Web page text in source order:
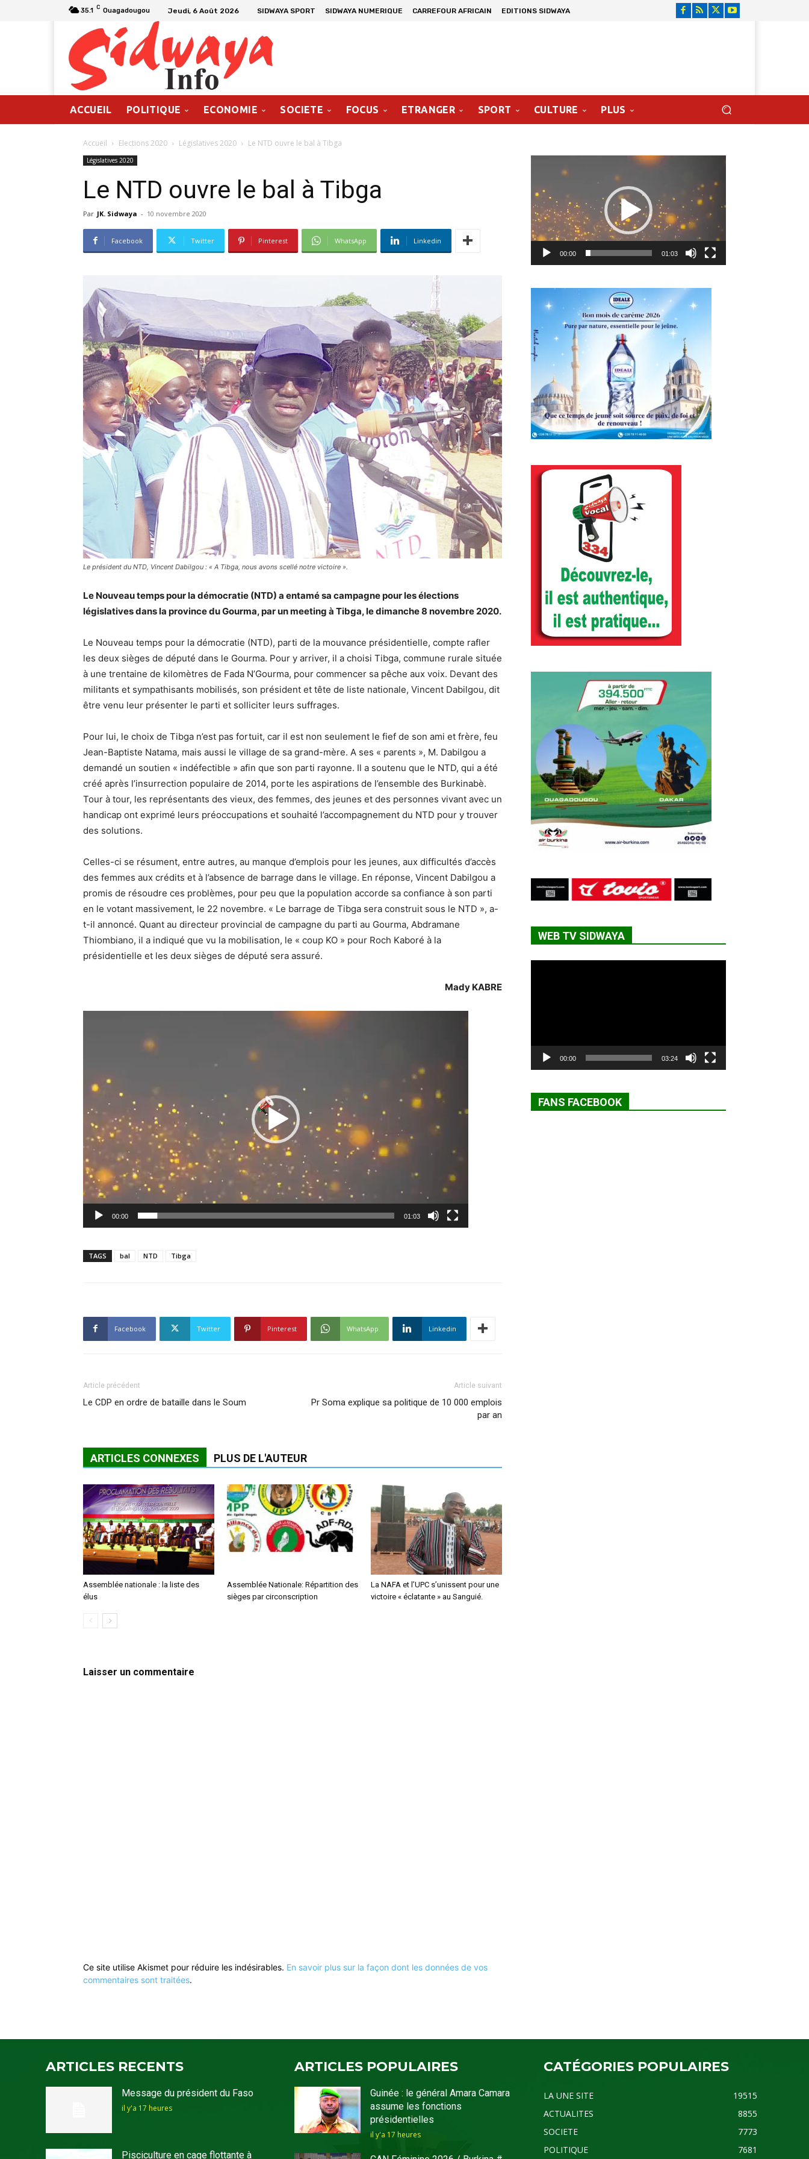
35.1 C Ouagadougou Jeudi, 6 Août 2026 SIDWAYA SPORT SIDWAYA NUMERIQUE CARREFOUR AFRICAIN EDITIONS SIDWAYA
ACCUEIL POLITIQUE ECONOMIE SOCIETE FOCUS ETRANGER SPORT CULTURE PLUS
Accueil Elections 2020 Législatives 2020 Le NTD ouvre le bal à Tibga
Législatives 2020
Le NTD ouvre le bal à Tibga
Par JK. Sidwaya - 10 novembre 2020
Facebook Twitter Pinterest WhatsApp Linkedin
Le président du NTD, Vincent Dabilgou : « A Tibga, nous avons scellé notre victoire ».
Le Nouveau temps pour la démocratie (NTD) a entamé sa campagne pour les élections
législatives dans la province du Gourma, par un meeting à Tibga, le dimanche 8 novembre 2020.
Le Nouveau temps pour la démocratie (NTD), parti de la mouvance présidentielle, compte rafler
les deux sièges de député dans le Gourma. Pour y arriver, il a choisi Tibga, commune rurale située
à une trentaine de kilomètres de Fada N’Gourma, pour commencer sa pêche aux voix. Devant des
militants et sympathisants mobilisés, son président et tête de liste nationale, Vincent Dabilgou, dit
être venu leur présenter le parti et solliciter leurs suffrages.
Pour lui, le choix de Tibga n’est pas fortuit, car il est non seulement le fief de son ami et frère, feu
Jean-Baptiste Natama, mais aussi le village de sa grand-mère. A ses « parents », M. Dabilgou a
demandé un soutien « indéfectible » afin que son parti rayonne. Il a soutenu que le NTD, qui a été
créé après l’insurrection populaire de 2014, porte les aspirations de l’ensemble des Burkinabè.
Tour à tour, les représentants des vieux, des femmes, des jeunes et des personnes vivant avec un
handicap ont exprimé leurs préoccupations et souhaité l’accompagnement du NTD pour y trouver
des solutions.
Celles-ci se résument, entre autres, au manque d’emplois pour les jeunes, aux difficultés d’accès
des femmes aux crédits et à l’absence de barrage dans le village. En réponse, Vincent Dabilgou a
promis de résoudre ces problèmes, pour peu que la population accorde sa confiance à son parti
en le votant massivement, le 22 novembre. « Le barrage de Tibga sera construit sous le NTD », a-
t-il annoncé. Quant au directeur provincial de campagne du parti au Gourma, Abdramane
Thiombiano, il a indiqué que vu la mobilisation, le « coup KO » pour Roch Kaboré à la
présidentielle et les deux sièges de député sera assuré.
Mady KABRE
Lecteur
00:00 01:03
TAGS bal NTD Tibga
Facebook Twitter Pinterest WhatsApp Linkedin
Article précédent
Le CDP en ordre de bataille dans le Soum
Article suivant
Pr Soma explique sa politique de 10 000 emplois
par an
ARTICLES CONNEXES PLUS DE L'AUTEUR
Assemblée nationale : la liste des
élus
Assemblée Nationale: Répartition des
sièges par circonscription
La NAFA et l’UPC s’unissent pour une
victoire « éclatante » au Sanguié.
Laisser un commentaire
Ce site utilise Akismet pour réduire les indésirables. En savoir plus sur la façon dont les données de vos
commentaires sont traitées.
00:00 01:03
WEB TV SIDWAYA
00:00 03:24
FANS FACEBOOK
ARTICLES RECENTS
Message du président du Faso
il y'a 17 heures
Pisciculture en cage flottante à
ARTICLES POPULAIRES
Guinée : le général Amara Camara
assume les fonctions
présidentielles
il y'a 17 heures
CATÉGORIES POPULAIRES
LA UNE SITE
19515
ACTUALITES
8855
SOCIETE
7773
POLITIQUE
7681